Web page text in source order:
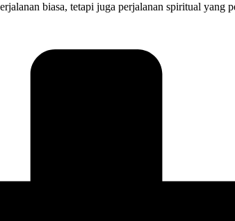
biasa, tetapi juga perjalanan spiritual yang